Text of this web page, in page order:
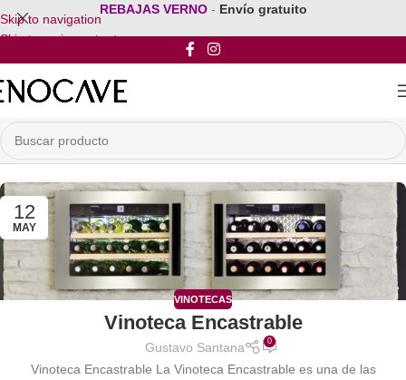
Skip to navigation
Skip to main content
REBAJAS VERNO - Envío gratuito
12
MAY
VINOTECAS
Vinoteca Encastrable
Gustavo Santana 0
Vinoteca Encastrable La Vinoteca Encastrable es una de las